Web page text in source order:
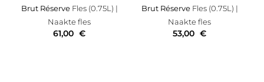
Brut Réserve Fles (0.75L) |
Naakte fles
61,00 €
Brut Réserve Fles (0.75L) |
Naakte fles
53,00 €